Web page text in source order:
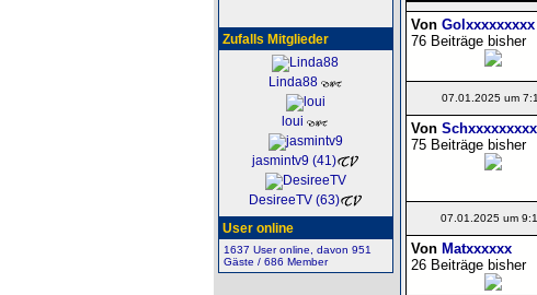
Zufalls Mitglieder
Linda88
loui
jasmintv9 (41)
DesireeTV (63)
User online
1637 User online, davon 951
Gäste / 686 Member
Von Golxxxxxxxxx
76 Beiträge bisher
07.01.2025 um
Von
75 Beiträge bisher
07.01.2025 um
Von Matxxxxxx
26 Beiträge bisher